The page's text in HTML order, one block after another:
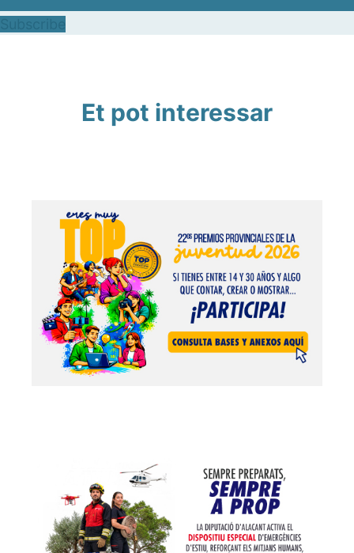
Et pot interessar